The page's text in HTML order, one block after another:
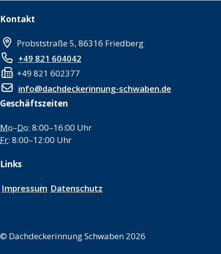
Kontakt
Probststraße 5, 86316 Friedberg
+49 821 604042
+49 821 602377
info@dachdeckerinnung-schwaben.de
Geschäftszeiten
Mo–Do: 8:00–16:00 Uhr
Fr: 8:00–12:00 Uhr
Links
Impressum Datenschutz
© Dachdeckerinnung Schwaben 2026